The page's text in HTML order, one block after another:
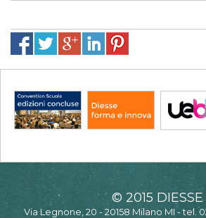
© 2015 DIESSE
Via Legnone, 20 - 20158 Milano MI - tel.